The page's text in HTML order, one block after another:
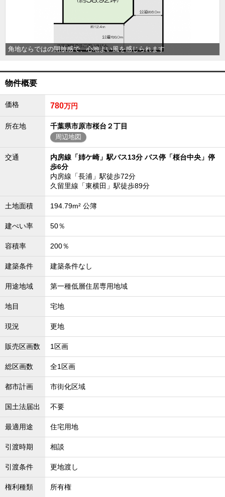
角地ならではの開放感で、心地よい風を感じられます
物件概要
価格 780万円
所在地 千葉県市原市桜台２丁目
周辺地図
交通
内房線「姉ケ崎」駅バス13分 バス停「桜台中央」停
歩6分
内房線「長浦」駅徒歩72分
久留里線「東横田」駅徒歩89分
土地面積 194.79m² 公簿
建ぺい率 50％
容積率 200％
建築条件 建築条件なし
用途地域 第一種低層住居専用地域
地目 宅地
現況 更地
販売区画数 1区画
総区画数 全1区画
都市計画 市街化区域
国土法届出 不要
最適用途 住宅用地
引渡時期 相談
引渡条件 更地渡し
権利種類 所有権
千葉市エリアの中古一戸建
外房エリア
外房エリアの新築一戸建
外房エリアの中古一戸建
外房エリアのマンション
外房エリアの土地
内房エリアの新築一戸建
内房エリアの中古一戸建
内房エリアのマンション
内房エリアの土地
東京全域エリア
東京全域エリアの新築一戸建
東京全域エリアのマンション
東京全域エリアの土地
神奈川全域エリア
神奈川全域エリアの中古一戸建
神奈川全域エリアのマンション
神奈川全域エリアの土地
沖縄全域エリア
沖縄全域エリアの新築一戸建
沖縄全域エリアの中古一戸建
沖縄全域エリアの土地
全店舗営業社員募集！